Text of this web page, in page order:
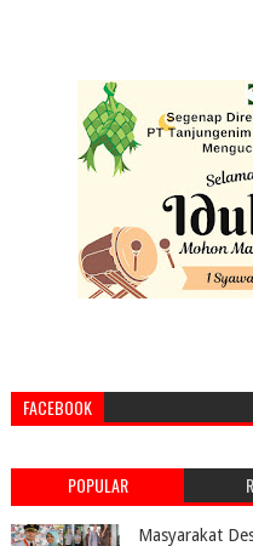
FACEBOOK
POPULAR
Masyarakat